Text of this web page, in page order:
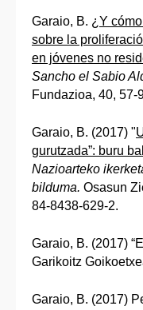
Garaio, B. ¿Y
sobre la
en jóvenes no
Sancho el Sabio
Fundazioa, 40, 57-
Garaio, B. (2017) "
gurutzada”: buru
Nazioarteko
bilduma. Osasun
84-8438-629-2.
Garaio, B. (2017)
Garikoitz
Garaio, B. (2017)